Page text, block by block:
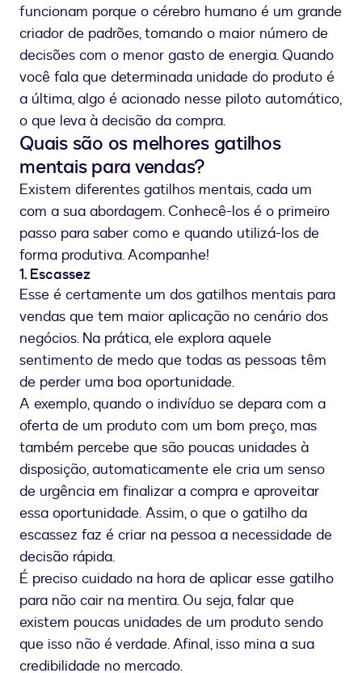
funcionam porque o cérebro humano é um grande
criador de padrões, tomando o maior número de
decisões com o menor gasto de energia. Quando
você fala que determinada unidade do produto é
a última, algo é acionado nesse piloto automático,
o que leva à decisão da compra.
Quais são os melhores gatilhos
mentais para vendas?
Existem diferentes gatilhos mentais, cada um
com a sua abordagem. Conhecê-los é o primeiro
passo para saber como e quando utilizá-los de
forma produtiva. Acompanhe!
1. Escassez
Esse é certamente um dos gatilhos mentais para
vendas que tem maior aplicação no cenário dos
negócios. Na prática, ele explora aquele
sentimento de medo que todas as pessoas têm
de perder uma boa oportunidade.
A exemplo, quando o indivíduo se depara com a
oferta de um produto com um bom preço, mas
também percebe que são poucas unidades à
disposição, automaticamente ele cria um senso
de urgência em finalizar a compra e aproveitar
essa oportunidade. Assim, o que o gatilho da
escassez faz é criar na pessoa a necessidade de
decisão rápida.
É preciso cuidado na hora de aplicar esse gatilho
para não cair na mentira. Ou seja, falar que
existem poucas unidades de um produto sendo
que isso não é verdade. Afinal, isso mina a sua
credibilidade no mercado.